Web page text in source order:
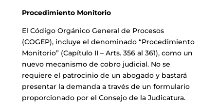
Procedimiento Monitorio
El Código Orgánico General de Procesos
(COGEP), incluye el denominado “Procedimiento
Monitorio” (Capítulo II – Arts. 356 al 361), como un
nuevo mecanismo de cobro judicial. No se
requiere el patrocinio de un abogado y bastará
presentar la demanda a través de un formulario
proporcionado por el Consejo de la Judicatura.